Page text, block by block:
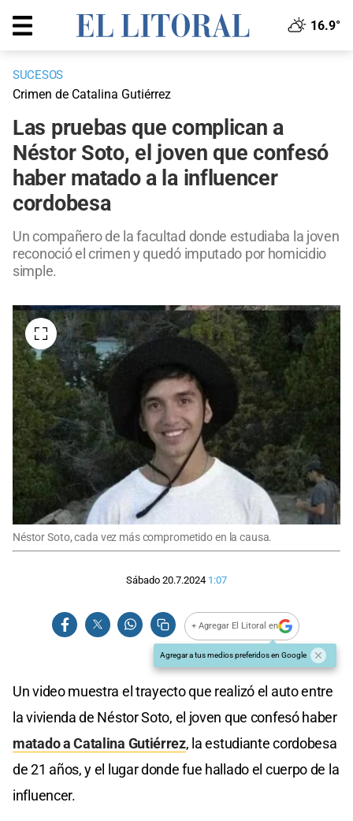
16.9°
SUCESOS
Crimen de Catalina Gutiérrez
Las pruebas que complican a
Néstor Soto, el joven que confesó
haber matado a la influencer
cordobesa
Un compañero de la facultad donde estudiaba la joven
reconoció el crimen y quedó imputado por homicidio
simple.
Néstor Soto, cada vez más comprometido en la causa.
Sábado 20.7.2024 1:07
+ Agregar El Litoral en
Agregar a tus medios preferidos en Google
Un video muestra el trayecto que realizó el auto entre
la vivienda de Néstor Soto, el joven que confesó haber
matado a Catalina Gutiérrez, la estudiante cordobesa
de 21 años, y el lugar donde fue hallado el cuerpo de la
influencer.